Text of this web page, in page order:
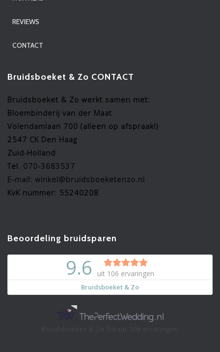
REVIEWS
CONTACT
Bruidsboeket & Zo CONTACT
Bruidsboeket & Zo werkt samen met:
Bloembinderij van der Maat
Volendamlaan 700 (alleen op afspraak!)
2547 CK Den Haag
Zuid-Holland
Tel. 070-3683537
E-mail: winkel@bruidsboeketenzo.nl
KvK nummer: 55240208
Beoordeling bruidsparen
Bruidsboeket & Zo 9.6 uit 106 ervaringen